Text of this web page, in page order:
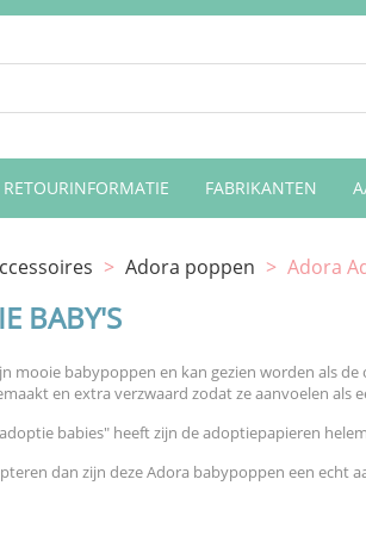
RETOURINFORMATIE FABRIKANTEN
> Adora poppen > Adora
BABY'S
mooie babypoppen en kan gezien worden als
en extra verzwaard zodat ze aanvoelen als
babies" heeft zijn de adoptiepapieren
dan zijn deze Adora babypoppen een echt